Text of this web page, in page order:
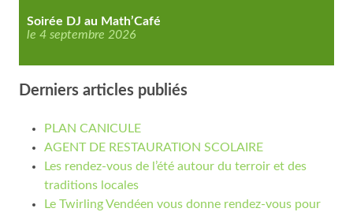
Soirée DJ au Math’Café
le 4 septembre 2026
Derniers articles publiés
PLAN CANICULE
AGENT DE RESTAURATION SCOLAIRE
Les rendez-vous de l’été autour du terroir et des
traditions locales
Le Twirling Vendéen vous donne rendez-vous pour